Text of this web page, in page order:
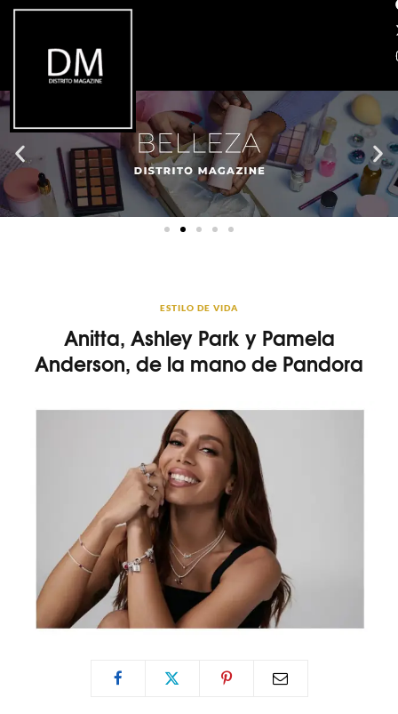
ESTILO DE VIDA
Anitta, Ashley Park y Pamela
Anderson, de la mano de Pandora